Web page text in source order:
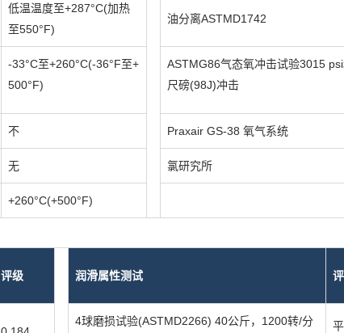
低温温度至+287°C(加热
至550°F)
油分离ASTMD1742
-33°C至+260°C(-36°F至+
500°F)
ASTMG86气态氧冲击试验3015
尺磅(98J)冲击
不 Praxair GS-38 氧气系统
无 氯研究所
+260°C(+500°F)
评级 润滑属性测试
4球磨损试验(ASTMD2266) 40公斤，1200转/分